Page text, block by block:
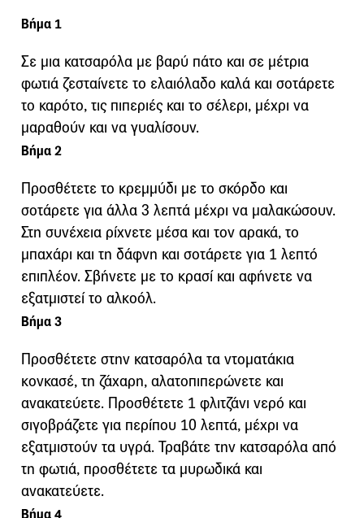
Βήμα 1
Σε μια κατσαρόλα με βαρύ πάτο και σε μέτρια
φωτιά ζεσταίνετε το ελαιόλαδο καλά και σοτάρετε
το καρότο, τις πιπεριές και το σέλερι, μέχρι να
μαραθούν και να γυαλίσουν.
Βήμα 2
Προσθέτετε το κρεμμύδι με το σκόρδο και
σοτάρετε για άλλα 3 λεπτά μέχρι να μαλακώσουν.
Στη συνέχεια ρίχνετε μέσα και τον αρακά, το
μπαχάρι και τη δάφνη και σοτάρετε για 1 λεπτό
επιπλέον. Σβήνετε με το κρασί και αφήνετε να
εξατμιστεί το αλκοόλ.
Βήμα 3
Προσθέτετε στην κατσαρόλα τα ντοματάκια
κονκασέ, τη ζάχαρη, αλατοπιπερώνετε και
ανακατεύετε. Προσθέτετε 1 φλιτζάνι νερό και
σιγοβράζετε για περίπου 10 λεπτά, μέχρι να
εξατμιστούν τα υγρά. Τραβάτε την κατσαρόλα από
τη φωτιά, προσθέτετε τα μυρωδικά και
ανακατεύετε.
Βήμα 4